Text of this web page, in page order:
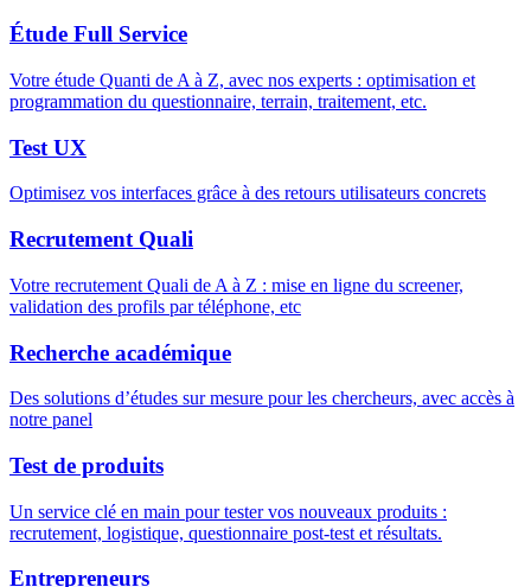
Étude Full Service
Votre étude Quanti de A à Z, avec nos experts : optimisation et
programmation du questionnaire, terrain, traitement, etc.
Test UX
Optimisez vos interfaces grâce à des retours utilisateurs concrets
Recrutement Quali
Votre recrutement Quali de A à Z : mise en ligne du screener,
validation des profils par téléphone, etc
Recherche académique
Des solutions d’études sur mesure pour les chercheurs, avec accès à
notre panel
Test de produits
Un service clé en main pour tester vos nouveaux produits :
recrutement, logistique, questionnaire post-test et résultats.
Entrepreneurs